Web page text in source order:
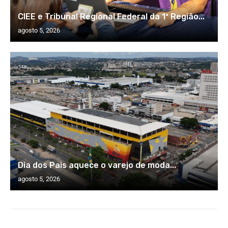
CIEE e Tribunal Regional Federal da 1ª Região...
agosto 5, 2026
Dia dos Pais aquece o varejo de moda...
agosto 5, 2026